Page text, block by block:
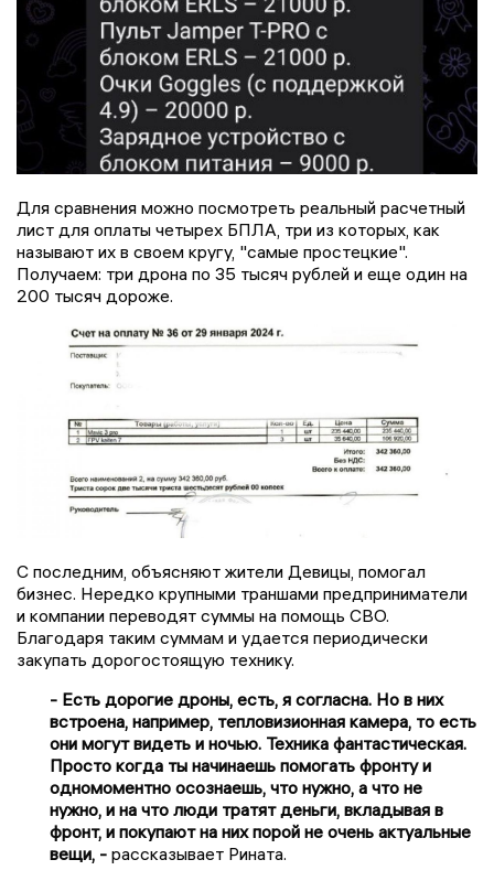
Для сравнения можно посмотреть реальный расчетный
лист для оплаты четырех БПЛА, три из которых, как
называют их в своем кругу, "самые простецкие".
Получаем: три дрона по 35 тысяч рублей и еще один на
200 тысяч дороже.
С последним, объясняют жители Девицы, помогал
бизнес. Нередко крупными траншами предприниматели
и компании переводят суммы на помощь СВО.
Благодаря таким суммам и удается периодически
закупать дорогостоящую технику.
- Есть дорогие дроны, есть, я согласна. Но в них
встроена, например, тепловизионная камера, то есть
они могут видеть и ночью. Техника фантастическая.
Просто когда ты начинаешь помогать фронту и
одномоментно осознаешь, что нужно, а что не
нужно, и на что люди тратят деньги, вкладывая в
фронт, и покупают на них порой не очень актуальные
вещи, - рассказывает Рината.